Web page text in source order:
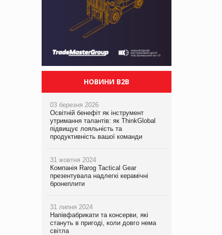
НОВИНИ B2B
03 березня 2026
Освітній бенефіт як інструмент
утримання талантів: як ThinkGlobal
підвищує лояльність та
продуктивність вашої команди
31 жовтня 2024
Компанія Rarog Tactical Gear
презентувала надлегкі керамічні
бронеплити
31 липня 2024
Напівфабрикати та консерви, які
стануть в пригоді, коли довго нема
світла